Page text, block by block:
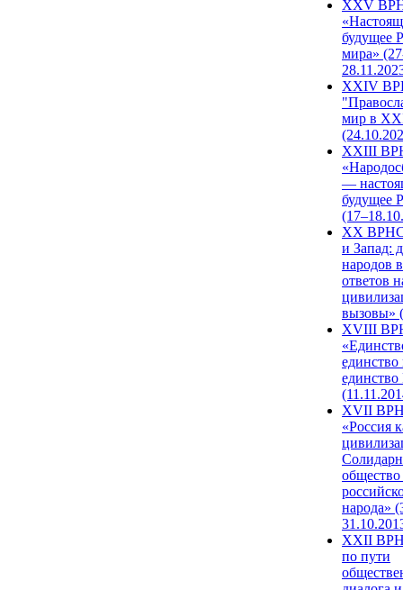
XXV
будущее
мира»
XXIV
мир в
XXIII
—
будущее
XX ВРНС
и Запад:
народов
ответов
вызовы»
XVIII
единство
единство
XVII
«Россия
народа»
XXII
по пути